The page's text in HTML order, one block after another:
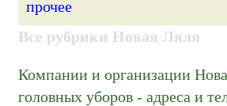
прочее
Все рубрики Новая Ляля
Компании и организации
головных уборов - адреса и